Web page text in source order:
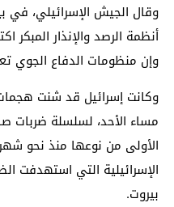
وقال الجيش الإسرائيلي، في
أنظمة الرصد والإنذار
وإن منظومات الدفاع الجوي
وكانت إسرائيل قد شنت
مساء الأحد، لسلسلة ضربات
الأولى من نوعها منذ نحو
الإسرائيلية التي استهدفت
بيروت.